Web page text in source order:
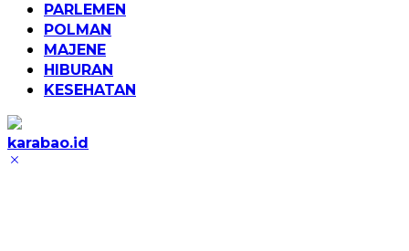
PARLEMEN
POLMAN
MAJENE
HIBURAN
KESEHATAN
karabao.id
Tegas